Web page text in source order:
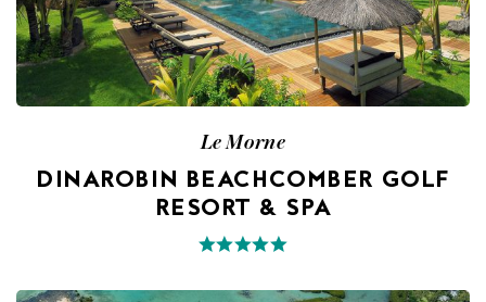
Le Morne
DINAROBIN BEACHCOMBER GOLF
RESORT & SPA